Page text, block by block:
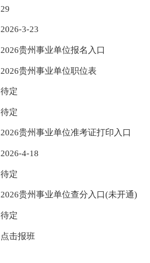
29
2026-3-23
2026贵州事业单位报名入口
2026贵州事业单位职位表
待定
待定
2026贵州事业单位准考证打印入口
2026-4-18
待定
2026贵州事业单位查分入口(未开通)
待定
点击报班